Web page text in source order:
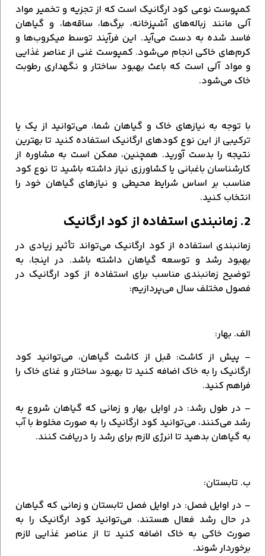
کمپوست نوعی کود ارگانیک است که از تجزیه و تخمیر مواد
آلی مانند زباله‌های آشپزخانه، برگ‌ها، ساقه‌ها، و گیاهان
فاسد شده به دست می‌آید. این فرآیند توسط میکروب‌ها و
کرم‌های خاکی انجام می‌شود. کمپوست غنی از عناصر غذایی
و مواد آلی است که باعث بهبود ساختار و نگهداری رطوبت
خاک می‌شود.
با توجه به نیازهای خاک و گیاهان شما، می‌توانید از یک یا
ترکیبی از این نوع کودهای ارگانیک استفاده کنید تا بهترین
نتیجه را بدست آورید. همچنین، ممکن است به مشاوره از
کارشناسان باغبانی یا کشاورزی نیاز داشته باشید تا نوع کود
مناسب بر اساس شرایط محیطی و نیازهای گیاهان خود را
انتخاب کنید.
2. زمانبندی استفاده از کود ارگانیک
زمانبندی استفاده از کود ارگانیک می‌تواند تأثیر زیادی در
بهبود رشد و توسعه گیاهان داشته باشد. در اینجا، به
توضیح زمانبندی مناسب برای استفاده از کود ارگانیک در
فصول مختلف سال می‌پردازیم:
الف. بهار:
– پیش از کاشت: قبل از کاشت گیاهان، می‌توانید کود
ارگانیک را به خاک اضافه کنید تا بهبود ساختار و غنای خاک را
فراهم کنید.
– در طول رشد: در اوایل بهار و زمانی که گیاهان شروع به
رشد می‌کنند، می‌توانید کود ارگانیک را به صورت مخلوط با آب
به گیاهان بدهید تا انرژی لازم برای رشد را دریافت کنند.
ب. تابستان:
– در اوایل فصل: در اوایل فصل تابستان و زمانی که گیاهان
در حال رشد فعال هستند، می‌توانید کود ارگانیک را به
صورت خاکی به خاک اضافه کنید تا از عناصر غذایی لازم
برخوردار شوند.